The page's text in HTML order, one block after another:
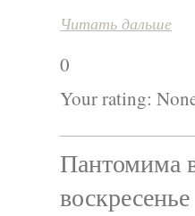
Читать дальше
0
Your rating:
Пантомима
воскресенье